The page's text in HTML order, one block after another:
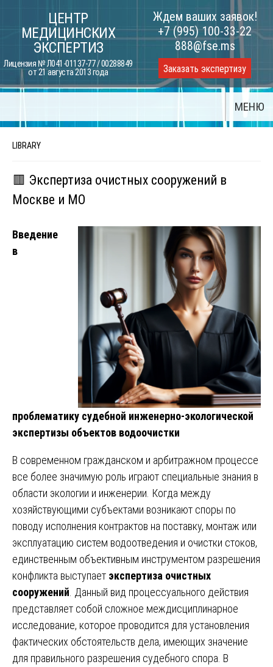
content
ЦЕНТР
МЕДИЦИНСКИХ
ЭКСПЕРТИЗ
Лицензия № Л041-01137-77 / 00288849
от 21 августа 2013 года
Ждем ваших заявок!
+7 (995) 100-33-22
888@fse.ms
Заказать экспертизу
МЕНЮ
LIBRARY
🟥 Экспертиза очистных сооружений в
Москве и МО
Введение
в
проблематику судебной инженерно-экологической
экспертизы объектов водоочистки
В современном гражданском и арбитражном процессе
все более значимую роль играют специальные знания в
области экологии и инженерии. Когда между
хозяйствующими субъектами возникают споры по
поводу исполнения контрактов на поставку, монтаж или
эксплуатацию систем водоотведения и очистки стоков,
единственным объективным инструментом разрешения
конфликта выступает экспертиза очистных
сооружений . Данный вид процессуального действия
представляет собой сложное междисциплинарное
исследование, которое проводится для установления
фактических обстоятельств дела, имеющих значение
для правильного разрешения судебного спора. В